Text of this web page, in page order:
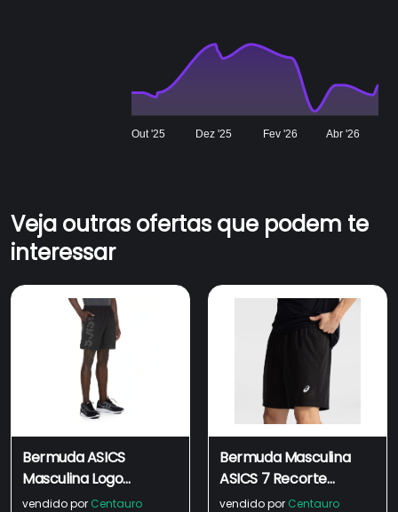
Out '25 Dez '25 Fev '26 Abr '26
Veja outras ofertas que podem te
interessar
Bermuda ASICS
Masculina Logo
Estourado
vendido por Centauro
Bermuda Masculina
ASICS 7 Recorte
Respirável Lase
vendido por Centauro